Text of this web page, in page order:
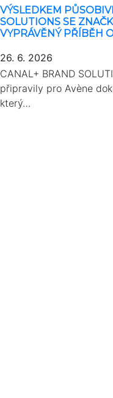
VÝSLEDKEM
SOLUTIONS SE
VYPRÁVĚNÝ PŘÍBĚH
26. 6. 2026
CANAL+ BRAND
připravily pro Avène
který…